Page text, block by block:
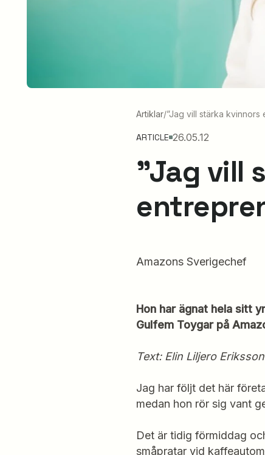
Artiklar/”Jag vill stärka
ARTICLE 26.05.12
”Jag vill
Amazons Sverigechef
Hon har ägnat hela sitt
Gulfem Toygar på
Text: Elin Liljero
Jag har följt det här
medan hon rör sig vant
Det är tidig förmiddag
småpratar vid